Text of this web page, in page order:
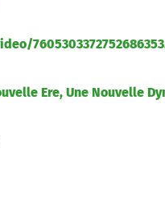
Ere, Une Nouvelle